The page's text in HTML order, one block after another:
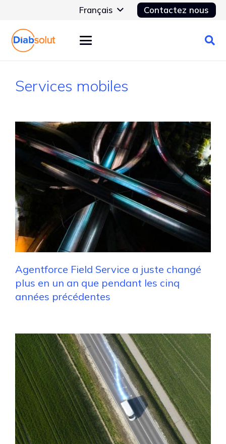
Français Contactez nous
Services mobiles
Agentforce Field Service a juste changé
plus en un an que pendant les cinq
années précédentes